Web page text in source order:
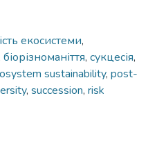
екосистеми,
біорізноманіття, сукцесія,
sustainability, post-
, succession, risk